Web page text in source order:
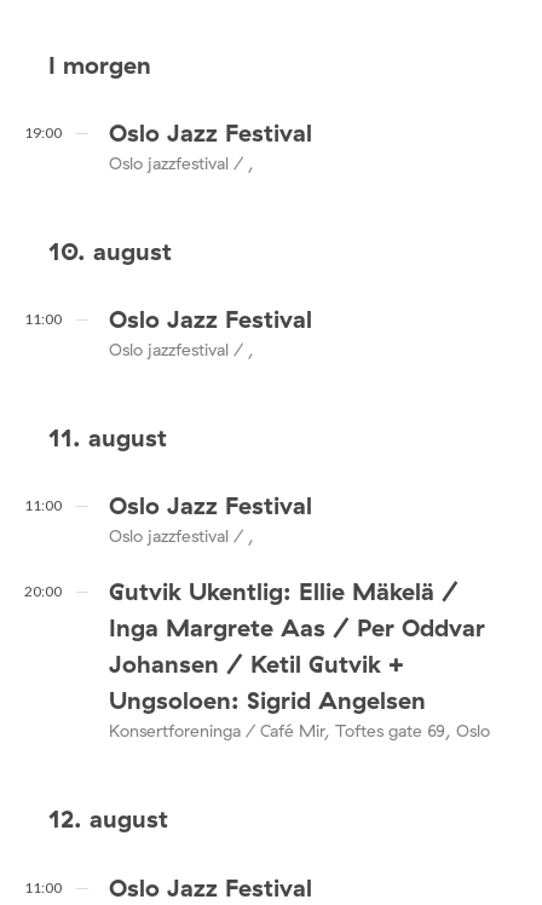
I morgen
19:00 Oslo Jazz Festival
Oslo jazzfestival / ,
10. august
11:00 Oslo Jazz Festival
Oslo jazzfestival / ,
11. august
11:00 Oslo Jazz Festival
Oslo jazzfestival / ,
20:00
Gutvik Ukentlig: Ellie Mäkelä /
Inga Margrete Aas / Per Oddvar
Johansen / Ketil Gutvik +
Ungsoloen: Sigrid Angelsen
Konsertforeninga / Café Mir, Toftes gate 69, Oslo
12. august
11:00 Oslo Jazz Festival